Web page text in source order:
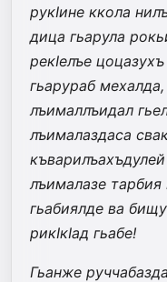
рукIине ккола
дица гьарула
рекIелъе
гьарураб
лъималлъидал
лъималаздаса
лъималазе тарбия
гьабиялде ва
рикIкIад гьабе!
Гьанже